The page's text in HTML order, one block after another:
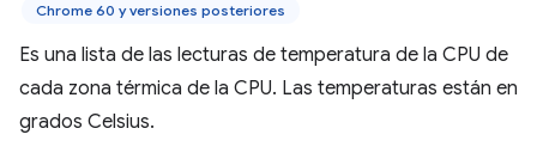
Chrome 60 y versiones posteriores
Es una lista de las lecturas de temperatura de la CPU de
cada zona térmica de la CPU. Las temperaturas están en
grados Celsius.